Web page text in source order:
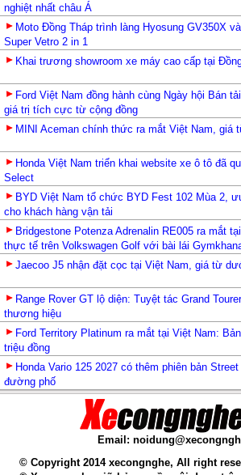
nghiệt nhất châu Á
Moto Đồng Tháp trình làng Hyosung GV350X
Super Vetro 2 in 1
Khai trương showroom xe máy cao cấp tại
Ford Việt Nam đồng hành cùng Ngày hội Bán
giá trị tích cực từ cộng đồng
MINI Aceman chính thức ra mắt Việt Nam, giá
Honda Việt Nam triển khai website xe ô tô đã
Select
BYD Việt Nam tổ chức BYD Fest 102 Mùa 2,
cho khách hàng vận tải
Bridgestone Potenza Adrenalin RE005 ra mắt
thực tế trên Volkswagen Golf với bài lái
Jaecoo J5 nhận đặt cọc tại Việt Nam, giá từ
Range Rover GT lộ diện: Tuyệt tác Grand
thương hiệu
Ford Territory Platinum ra mắt tại Việt Nam:
triệu đồng
Honda Vario 125 2027 có thêm phiên bản
đường phố
Email:
© Copyright 2014 xecongnghe, All right